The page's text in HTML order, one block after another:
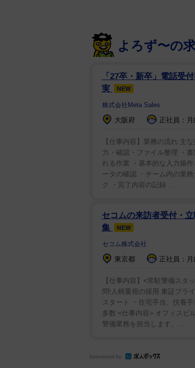
よろず〜の
「27卒・新卒」電話受
実
NEW
株式会社Meta Sales
大阪府 正社員：
【仕事内容】業務の流れ 主
力・確認・ファイル整理 ・
れる作業 ・基本的な入力操
ータの確認 ・チーム内の業
ク ・完了内容の記録 ...
セコムの来訪者受付・
集
NEW
セコム株式会社
東京都 正社員：
【仕事内容】<常駐警備スタ
問!人柄重視の採用 東証プラ
スタート ・住宅手当、扶養
多数 <仕事内容> オフィスビ
警備業務を担当します。 ...
Sponsored by